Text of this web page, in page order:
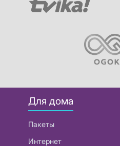
Для дома
Пакеты
Интернет